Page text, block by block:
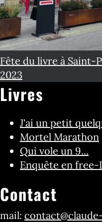
Fête du livre à Saint-
2023
Livres
J'ai un petit
Mortel Marathon
Qui vole un 9...
Enquête en free-
Contact
mail: